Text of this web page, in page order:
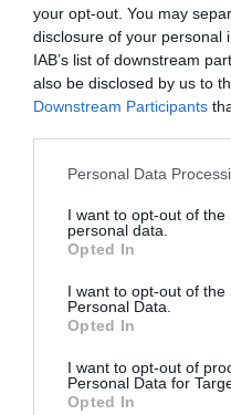
your opt-out. You may
disclosure of your personal
IAB’s list of downstream
also be disclosed by us to
Downstream Participants
Personal Data
I want to opt-out of the
personal data.
Opted In
I want to opt-out of the
Personal Data.
Opted In
I want to opt-out of
Personal Data for
Opted In
Blåbärssmoothie
Blåbärssmoothie med
vaniljsocker...